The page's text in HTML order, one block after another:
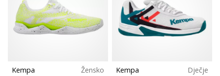
Kempa
Žensko
Kempa
Dječje